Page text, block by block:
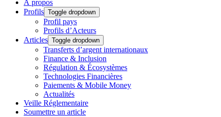
À propos
Profils Toggle dropdown
Profil pays
Profils d’Acteurs
Articles Toggle dropdown
Transferts d’argent internationaux
Finance & Inclusion
Régulation & Écosystèmes
Technologies Financières
Paiements & Mobile Money
Actualités
Veille Réglementaire
Soumettre un article